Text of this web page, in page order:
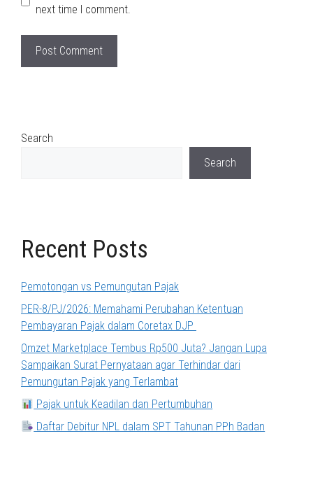
next time I comment.
Search
Search
Recent Posts
Pemotongan vs Pemungutan Pajak
PER-8/PJ/2026: Memahami Perubahan Ketentuan
Pembayaran Pajak dalam Coretax DJP
Omzet Marketplace Tembus Rp500 Juta? Jangan Lupa
Sampaikan Surat Pernyataan agar Terhindar dari
Pemungutan Pajak yang Terlambat
Pajak untuk Keadilan dan Pertumbuhan
Daftar Debitur NPL dalam SPT Tahunan PPh Badan